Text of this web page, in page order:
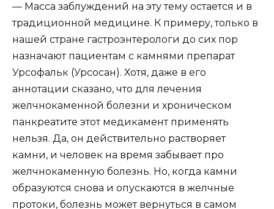
— Масса заблуждений на эту тему остается и в
традиционной медицине. К примеру, только в
нашей стране гастроэнтерологи до сих пор
назначают пациентам с камнями препарат
Урсофальк (Урсосан). Хотя, даже в его
аннотации сказано, что для лечения
желчнокаменной болезни и хроническом
панкреатите этот медикамент применять
нельзя. Да, он действительно растворяет
камни, и человек на время забывает про
желчнокаменную болезнь. Но, когда камни
образуются снова и опускаются в желчные
протоки, болезнь может вернуться в самом